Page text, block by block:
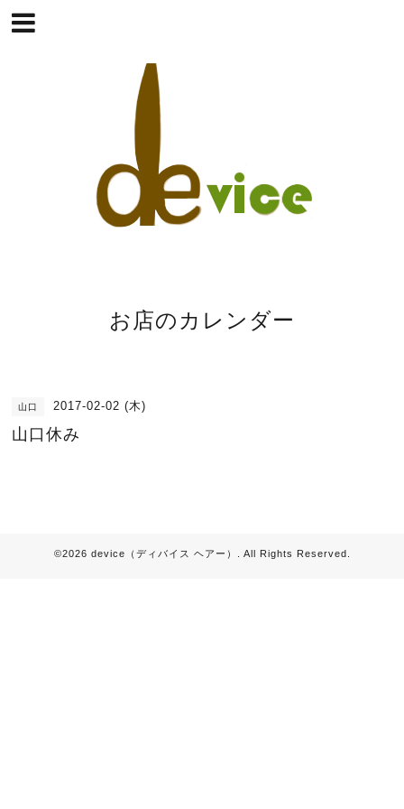
お店のカレンダー
山口 2017-02-02 (木)
山口休み
©2026 device（ディバイス ヘアー） . All Rights Reserved.